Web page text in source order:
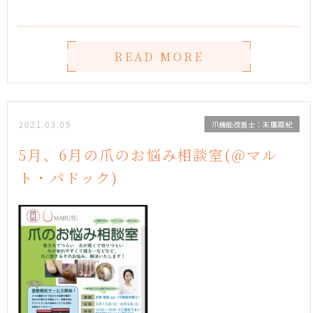
READ MORE
2021.03.09 爪機能改善士：末廣亜紀
5月、6月の爪のお悩み相談室(@マル
ト・パドック)